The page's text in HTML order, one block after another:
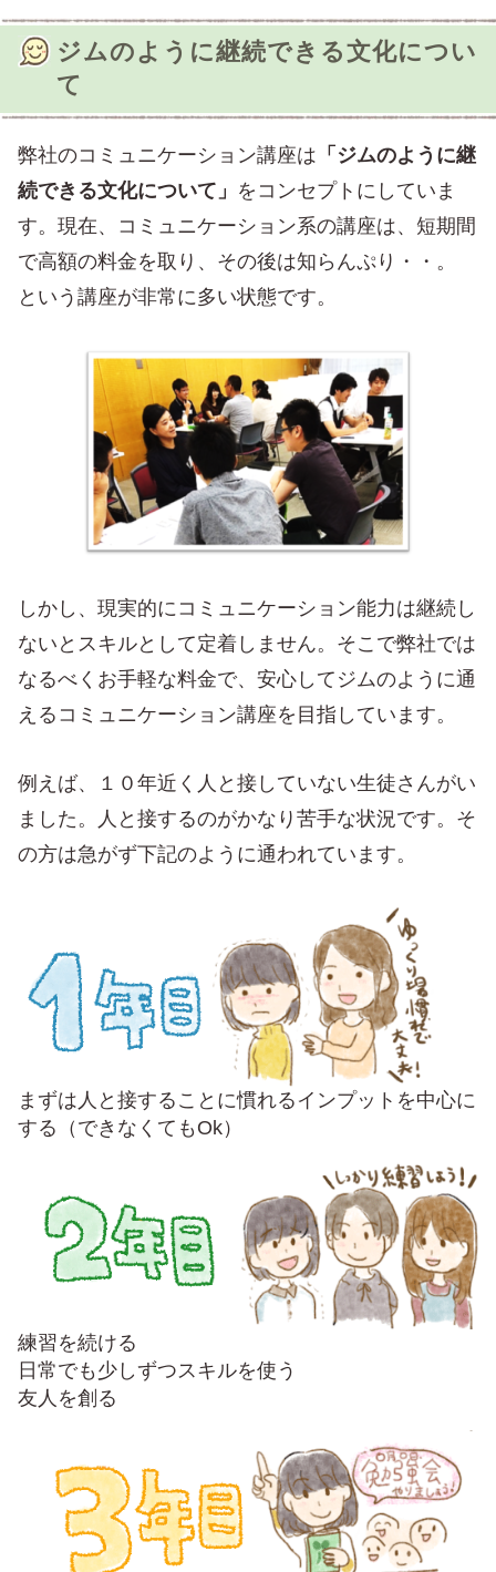
ジムのように継続できる文化につい
て
弊社のコミュニケーション講座は 「ジムのように継
続できる文化について」 をコンセプトにしていま
す。現在、コミュニケーション系の講座は、短期間
で高額の料金を取り、その後は知らんぷり・・。
という講座が非常に多い状態です。
しかし、現実的にコミュニケーション能力は継続し
ないとスキルとして定着しません。そこで弊社では
なるべくお手軽な料金で、安心してジムのように通
えるコミュニケーション講座を目指しています。
例えば、１０年近く人と接していない生徒さんがい
ました。人と接するのがかなり苦手な状況です。そ
の方は急がず下記のように通われています。
まずは人と接することに慣れるインプットを中心に
する（できなくてもOk）
練習を続ける
日常でも少しずつスキルを使う
友人を創る